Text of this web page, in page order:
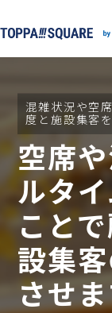
混雑状況や空
度と施設集客
空席
ルタ
ことで
設集
させ